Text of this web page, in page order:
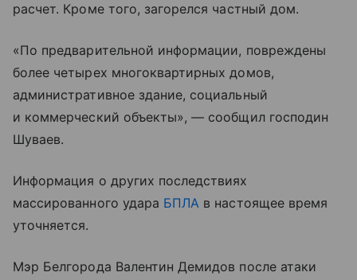
расчет. Кроме того, загорелся частный дом.
«По предварительной информации, повреждены
более четырех многоквартирных домов,
административное здание, социальный
и коммерческий объекты», — сообщил господин
Шуваев.
Информация о других последствиях
массированного удара БПЛА в настоящее время
уточняется.
Мэр Белгорода Валентин Демидов после атаки